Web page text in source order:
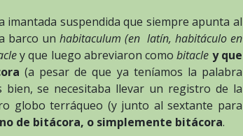
bitácora
de
programa
suspendida que siempre apunta al
barco un habitaculum (en latín, habitáculo en
y que luego abreviaron comobitacle y que
(a pesar de que ya teníamos la palabra
bien, se necesitaba llevar un registro de la
globo terráqueo (y junto al sextante para
de bitácora, o simplemente bitácora.